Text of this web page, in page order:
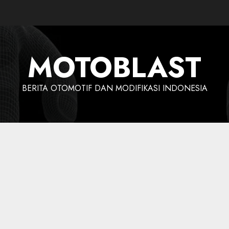
MOTOBLAST
BERITA OTOMOTIF DAN MODIFIKASI INDONESIA